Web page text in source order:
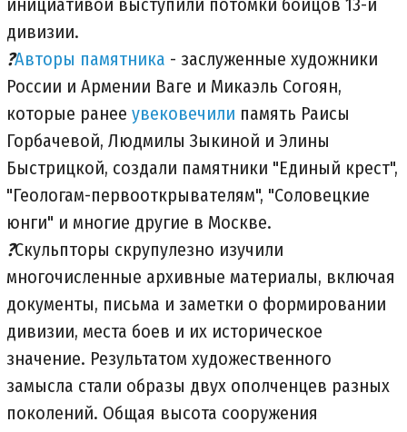
дивизии.
?Авторы памятника - заслуженные художники
России и Армении Ваге и Микаэль Согоян,
которые ранее увековечили память Раисы
Горбачевой, Людмилы Зыкиной и Элины
Быстрицкой, создали памятники "Единый крест",
"Геологам-первооткрывателям", "Соловецкие
юнги" и многие другие в Москве.
?Скульпторы скрупулезно изучили
многочисленные архивные материалы, включая
документы, письма и заметки о формировании
дивизии, места боев и их историческое
значение. Результатом художественного
замысла стали образы двух ополченцев разных
поколений. Общая высота сооружения